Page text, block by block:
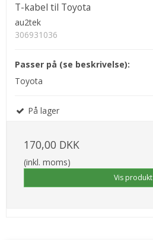
T-kabel til Toyota
au2tek
306931036
Passer på (se beskrivelse):
Toyota
På lager
170,00 DKK
(inkl. moms)
Vis produkt